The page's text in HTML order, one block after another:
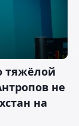
тяжёлой
не
на